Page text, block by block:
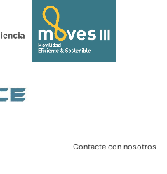
Contacte con nosotros